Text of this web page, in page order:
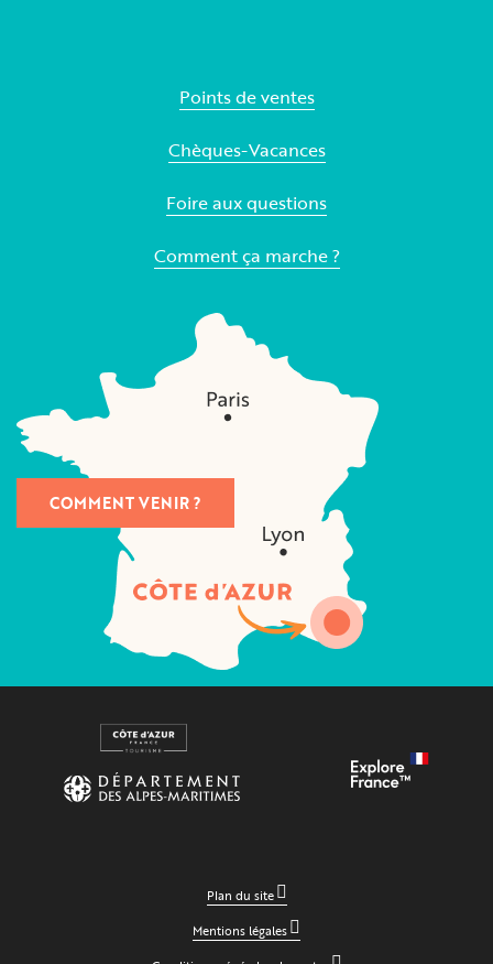
Points de ventes
Chèques-Vacances
Foire aux questions
Comment ça marche ?
COMMENT VENIR ?
Plan du site
Mentions légales